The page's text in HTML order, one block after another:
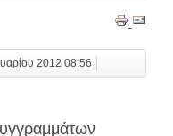
2012 08:56